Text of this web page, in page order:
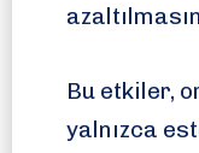
Bu etkiler,
yalnızca